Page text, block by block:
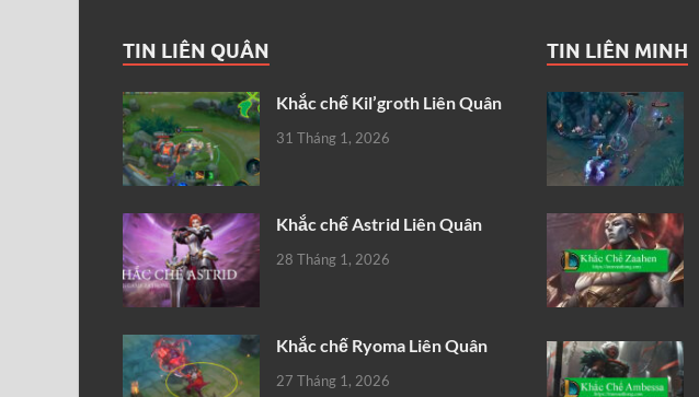
TIN LIÊN QUÂN
Khắc chế Kil’groth Liên Quân
31 Tháng 1, 2026
Khắc chế Astrid Liên Quân
28 Tháng 1, 2026
Khắc chế Ryoma Liên Quân
27 Tháng 1, 2026
TIN LIÊN MINH